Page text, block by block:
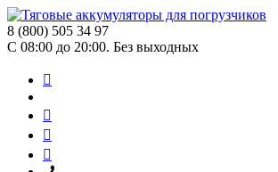
8 (800) 505 34 97
С 08:00 до 20:00. Без выходных